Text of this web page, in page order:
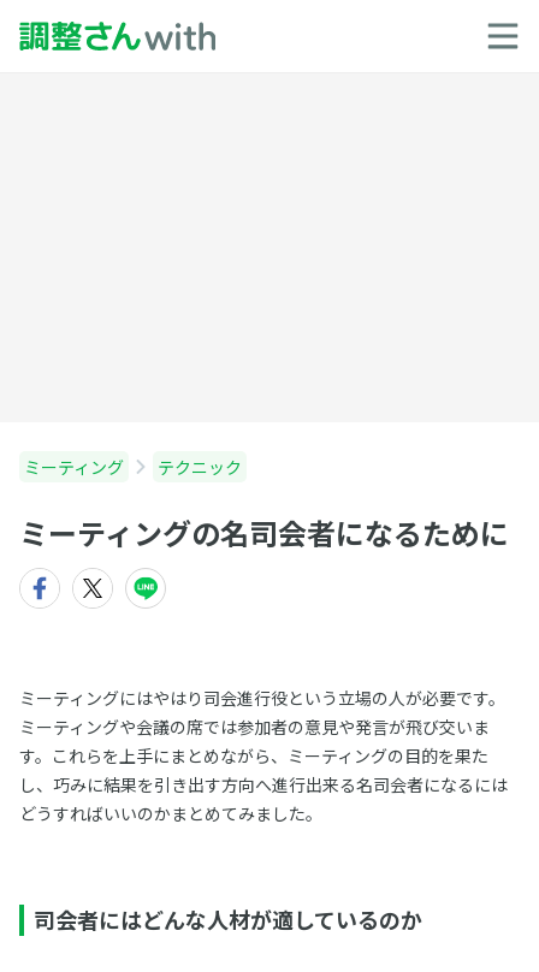
ミーティング テクニック
ミーティングの名司会者になるために
ミーティングにはやはり司会進行役という立場の人が必要です。
ミーティングや会議の席では参加者の意見や発言が飛び交いま
す。これらを上手にまとめながら、ミーティングの目的を果た
し、巧みに結果を引き出す方向へ進行出来る名司会者になるには
どうすればいいのかまとめてみました。
司会者にはどんな人材が適しているのか